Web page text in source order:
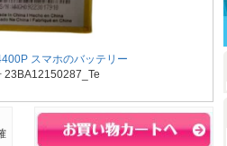
スマホのバッテリー
23BA12150287_Te